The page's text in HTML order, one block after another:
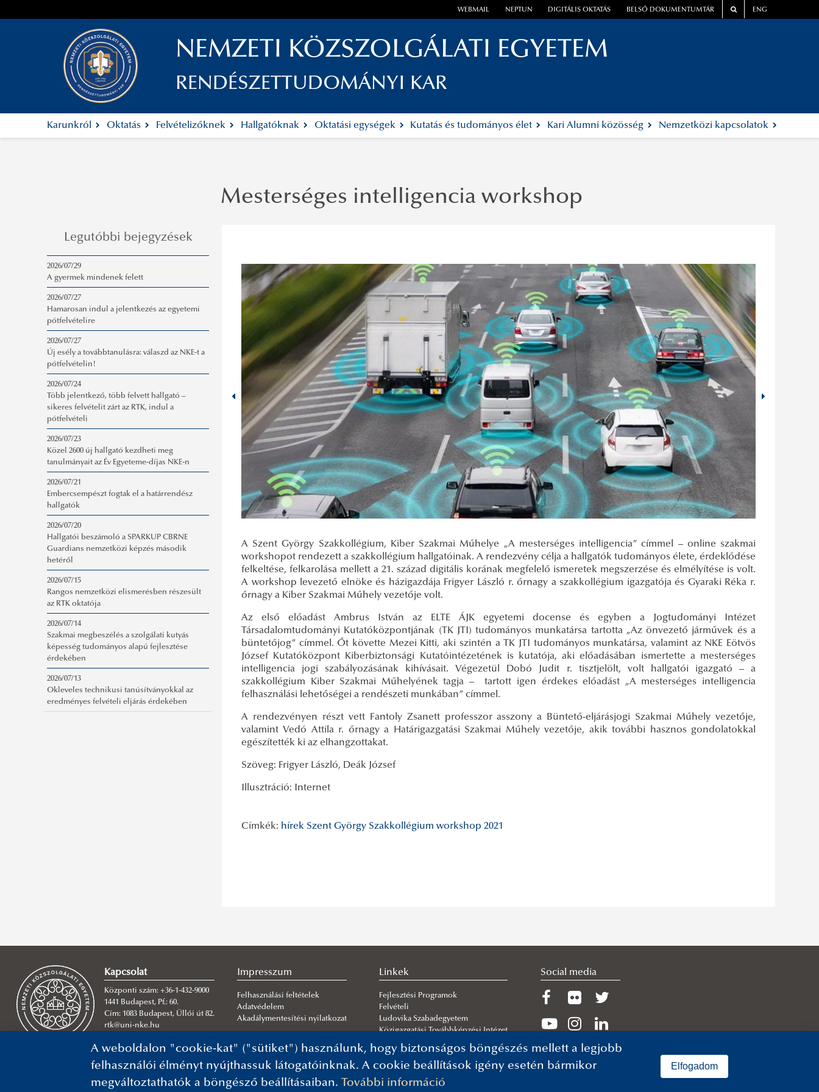
WEBMAIL NEPTUN DIGITÁLIS OKTATÁS BELSŐ DOKUMENTUMTÁR ENG
NEMZETI KÖZSZOLGÁLATI EGYETEM
RENDÉSZETTUDOMÁNYI KAR
Karunkról Oktatás Felvételizőknek Hallgatóknak Oktatási egységek Kutatás és tudományos élet Kari Alumni közösség Nemzetközi kapcsolatok
Legutóbbi bejegyzések
2026/07/29
A gyermek mindenek felett
2026/07/27
Hamarosan indul a jelentkezés az egyetemi
pótfelvételire
2026/07/27
Új esély a továbbtanulásra: válaszd az NKE-t a
pótfelvételin!
2026/07/24
Több jelentkező, több felvett hallgató –
sikeres felvételit zárt az RTK, indul a
pótfelvételi
2026/07/23
Közel 2600 új hallgató kezdheti meg
tanulmányait az Év Egyeteme-díjas NKE-n
2026/07/21
Embercsempészt fogtak el a határrendész
hallgatók
2026/07/20
Hallgatói beszámoló a SPARKUP CBRNE
Guardians nemzetközi képzés második
hetéről
2026/07/15
Rangos nemzetközi elismerésben részesült
az RTK oktatója
2026/07/14
Szakmai megbeszélés a szolgálati kutyás
képesség tudományos alapú fejlesztése
érdekében
2026/07/13
Okleveles technikusi tanúsítványokkal az
eredményes felvételi eljárás érdekében
Mesterséges intelligencia workshop
A Szent György Szakkollégium, Kiber Szakmai Műhelye „A mesterséges intelligencia” címmel – online szakmai
workshopot rendezett a szakkollégium hallgatóinak. A rendezvény célja a hallgatók tudományos élete, érdeklődése
felkeltése, felkarolása mellett a 21. század digitális korának megfelelő ismeretek megszerzése és elmélyítése is volt.
A workshop levezető elnöke és házigazdája Frigyer László r. őrnagy a szakkollégium igazgatója és Gyaraki Réka r.
őrnagy a Kiber Szakmai Műhely vezetője volt.
Az első előadást Ambrus István az ELTE ÁJK egyetemi docense és egyben a Jogtudományi Intézet
Társadalomtudományi Kutatóközpontjának (TK JTI) tudományos munkatársa tartotta „Az önvezető járművek és a
büntetőjog” címmel. Őt követte Mezei Kitti, aki szintén a TK JTI tudományos munkatársa, valamint az NKE Eötvös
József Kutatóközpont Kiberbiztonsági Kutatóintézetének is kutatója, aki előadásában ismertette a mesterséges
intelligencia jogi szabályozásának kihívásait. Végezetül Dobó Judit r. tisztjelölt, volt hallgatói igazgató – a
szakkollégium Kiber Szakmai Műhelyének tagja – tartott igen érdekes előadást „A mesterséges intelligencia
felhasználási lehetőségei a rendészeti munkában” címmel.
A rendezvényen részt vett Fantoly Zsanett professzor asszony a Büntető-eljárásjogi Szakmai Műhely vezetője,
valamint Vedó Attila r. őrnagy a Határigazgatási Szakmai Műhely vezetője, akik további hasznos gondolatokkal
egészítették ki az elhangzottakat.
Szöveg: Frigyer László, Deák József
Illusztráció: Internet
Címkék: hírek Szent György Szakkollégium workshop 2021
Kapcsolat
Központi szám: +36-1-432-9000
1441 Budapest, Pf.: 60.
Cím: 1083 Budapest, Üllői út 82.
rtk@uni-nke.hu
Impresszum
Felhasználási feltételek
Adatvédelem
Akadálymentesítési nyilatkozat
Linkek
Fejlesztési Programok
Felvételi
Ludovika Szabadegyetem
Közigazgatási Továbbképzési Intézet
Social media
A weboldalon "cookie-kat" ("sütiket") használunk, hogy biztonságos böngészés mellett a legjobb
felhasználói élményt nyújthassuk látogatóinknak. A cookie beállítások igény esetén bármikor
megváltoztathatók a böngésző beállításaiban.További információ
Elfogadom